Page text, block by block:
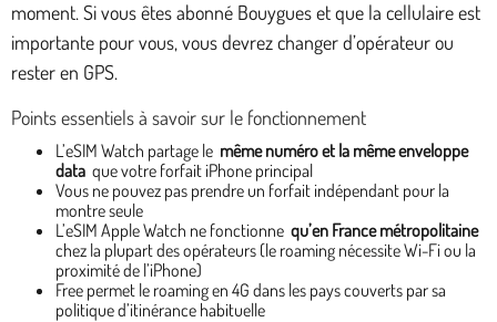
moment. Si vous êtes abonné Bouygues et que la cellulaire est
importante pour vous, vous devrez changer d’opérateur ou
rester en GPS.
Points essentiels à savoir sur le fonctionnement
L’eSIM Watch partage le même numéro et la même enveloppe
data que votre forfait iPhone principal
Vous ne pouvez pas prendre un forfait indépendant pour la
montre seule
L’eSIM Apple Watch ne fonctionne qu’en France métropolitaine
chez la plupart des opérateurs (le roaming nécessite Wi-Fi ou la
proximité de l’iPhone)
Free permet le roaming en 4G dans les pays couverts par sa
politique d’itinérance habituelle